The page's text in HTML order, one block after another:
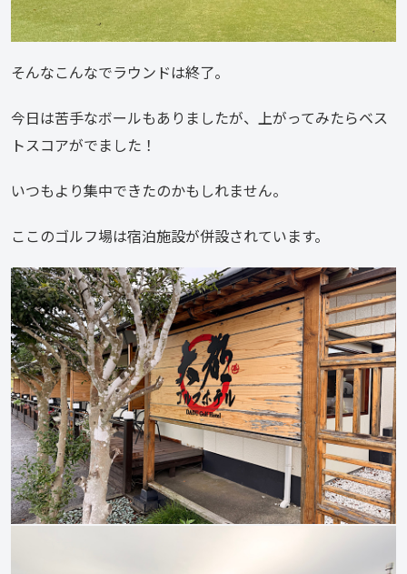
そんなこんなでラウンドは終了。
今日は苦手なボールもありましたが、上がってみたらベス
トスコアがでました！
いつもより集中できたのかもしれません。
ここのゴルフ場は宿泊施設が併設されています。